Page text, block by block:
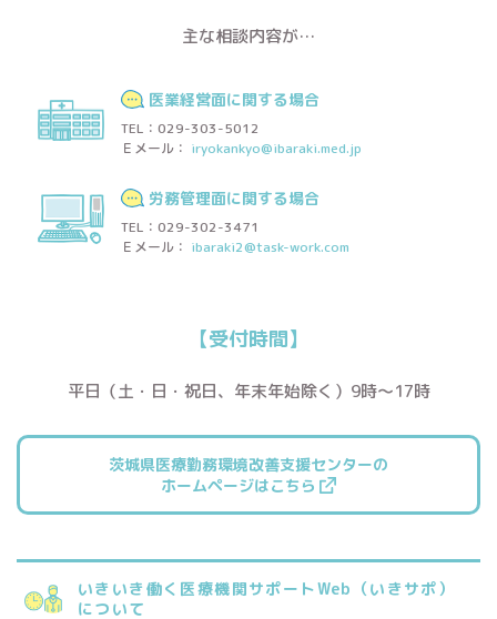
主な相談内容が…
医業経営面に関する場合
TEL：029-303-5012
Ｅメール： iryokankyo@ibaraki.med.jp
労務管理面に関する場合
TEL：029-302-3471
Ｅメール： ibaraki2@task-work.com
【受付時間】
平日（土・日・祝日、年末年始除く）9時～17時
茨城県医療勤務環境改善支援センターの
ホームページはこちら
いきいき働く医療機関サポートWeb（いきサポ）
について